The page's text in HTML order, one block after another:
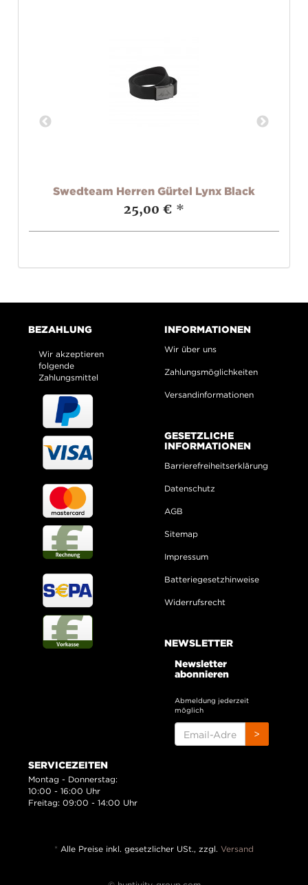
Swedteam Herren Gürtel Lynx Black
25,00 € *
BEZAHLUNG
Wir akzeptieren
folgende
Zahlungsmittel
INFORMATIONEN
Wir über uns
Zahlungsmöglichkeiten
Versandinformationen
GESETZLICHE
INFORMATIONEN
Barrierefreiheitserklärung
Datenschutz
AGB
Sitemap
Impressum
Batteriegesetzhinweise
Widerrufsrecht
NEWSLETTER
Newsletter
abonnieren
Abmeldung jederzeit
möglich
EMAIL-
ADRESSE
>
SERVICEZEITEN
Montag - Donnerstag:
10:00 - 16:00 Uhr
Freitag: 09:00 - 14:00 Uhr
* Alle Preise inkl. gesetzlicher USt., zzgl. Versand